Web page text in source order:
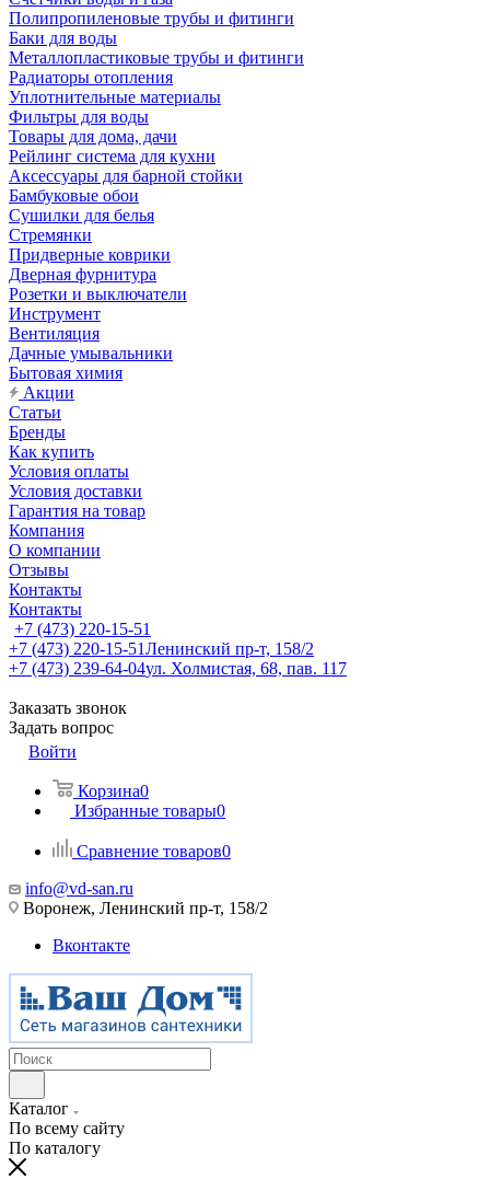
Полипропиленовые трубы и фитинги
Баки для воды
Металлопластиковые трубы и фитинги
Радиаторы отопления
Уплотнительные материалы
Фильтры для воды
Товары для дома, дачи
Рейлинг система для кухни
Аксессуары для барной стойки
Бамбуковые обои
Сушилки для белья
Стремянки
Придверные коврики
Дверная фурнитура
Розетки и выключатели
Инструмент
Вентиляция
Дачные умывальники
Бытовая химия
Акции
Статьи
Бренды
Как купить
Условия оплаты
Условия доставки
Гарантия на товар
Компания
О компании
Отзывы
Контакты
Контакты
+7 (473) 220-15-51
+7 (473) 220-15-51Ленинский пр-т, 158/2
+7 (473) 239-64-04ул. Холмистая, 68, пав. 117
Заказать звонок
Задать вопрос
Войти
Корзина0
Избранные товары0
Сравнение товаров0
info@vd-san.ru
Воронеж, Ленинский пр-т, 158/2
Вконтакте
Каталог
По всему сайту
По каталогу